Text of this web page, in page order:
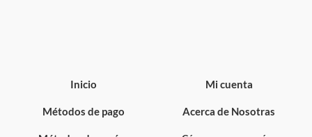
Inicio
Métodos de pago
Mi cuenta
Acerca de Nosotras